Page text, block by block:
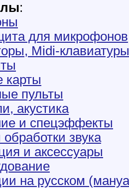
:
для микрофонов
Midi-
карты
пульты
акустика
и спецэффекты
звука
и аксессуары
на русском